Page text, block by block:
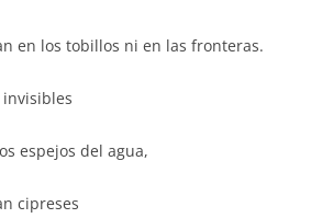
en los tobillos ni en las fronteras.
invisibles
espejos del agua,
cipreses